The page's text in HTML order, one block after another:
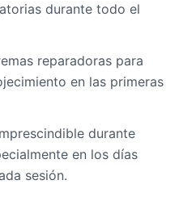
durante todo el
reparadoras para
en las primeras
durante
en los días
sesión.